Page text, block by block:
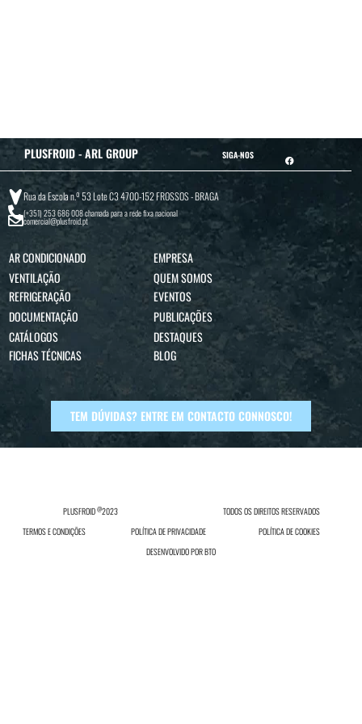
PLUSFROID - ARL GROUP SIGA-NOS
Rua da Escola n.º 53 Lote C3 4700-152 FROSSOS - BRAGA
(+351) 253 686 008chamada para a rede fixa nacional
comercial@plusfroid.pt
AR CONDICIONADO
VENTILAÇÃO
REFRIGERAÇÃO
EMPRESA
QUEM SOMOS
EVENTOS
DOCUMENTAÇÃO
CATÁLOGOS
FICHAS TÉCNICAS
PUBLICAÇÕES
DESTAQUES
BLOG
TEM DÚVIDAS? ENTRE EM CONTACTO CONNOSCO!
PLUSFROID@2023
TODOS OS DIREITOS RESERVADOS
TERMOS E CONDIÇÕES
POLÍTICA DE PRIVACIDADE
POLÍTICA DE COOKIES
DESENVOLVIDO PORBTO